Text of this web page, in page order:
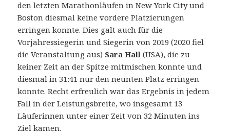
den letzten Marathonläufen in New York City und
Boston diesmal keine vordere Platzierungen
erringen konnte. Dies galt auch für die
Vorjahressiegerin und Siegerin von 2019 (2020 fiel
die Veranstaltung aus) Sara Hall (USA), die zu
keiner Zeit an der Spitze mitmischen konnte und
diesmal in 31:41 nur den neunten Platz erringen
konnte. Recht erfreulich war das Ergebnis in jedem
Fall in der Leistungsbreite, wo insgesamt 13
Läuferinnen unter einer Zeit von 32 Minuten ins
Ziel kamen.